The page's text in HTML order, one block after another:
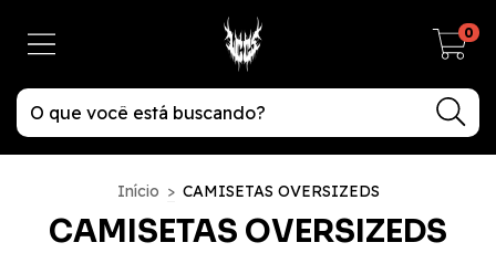
0
Início > CAMISETAS OVERSIZEDS
CAMISETAS OVERSIZEDS